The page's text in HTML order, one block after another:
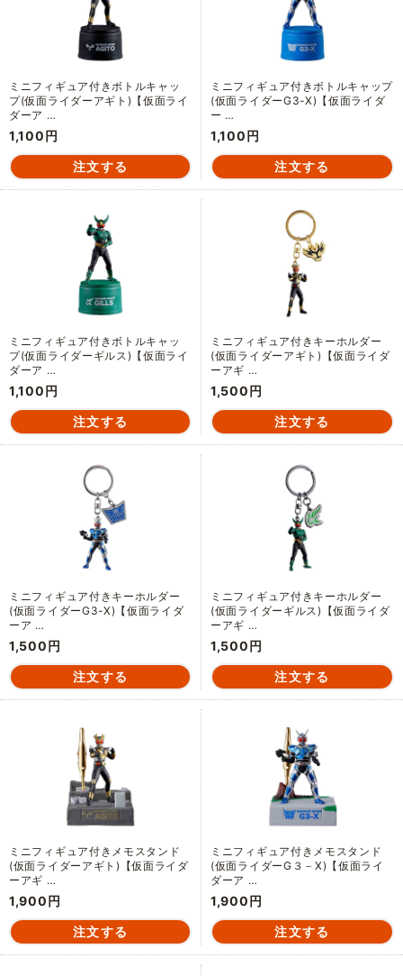
ミニフィギュア付きボトルキャッ
プ(仮面ライダーアギト)【仮面ライ
ダーア …
1,100円
ミニフィギュア付きボトルキャップ
(仮面ライダーG3-X)【仮面ライダ
ー …
1,100円
ミニフィギュア付きボトルキャッ
プ(仮面ライダーギルス)【仮面ライ
ダーア …
1,100円
ミニフィギュア付きキーホルダー
(仮面ライダーアギト)【仮面ライダ
ーアギ …
1,500円
ミニフィギュア付きキーホルダー
(仮面ライダーG3-X)【仮面ライダ
ーア …
1,500円
ミニフィギュア付きキーホルダー
(仮面ライダーギルス)【仮面ライダ
ーアギ …
1,500円
ミニフィギュア付きメモスタンド
(仮面ライダーアギト)【仮面ライダ
ーアギ …
1,900円
ミニフィギュア付きメモスタンド
(仮面ライダーG３－X)【仮面ライ
ダーア …
1,900円